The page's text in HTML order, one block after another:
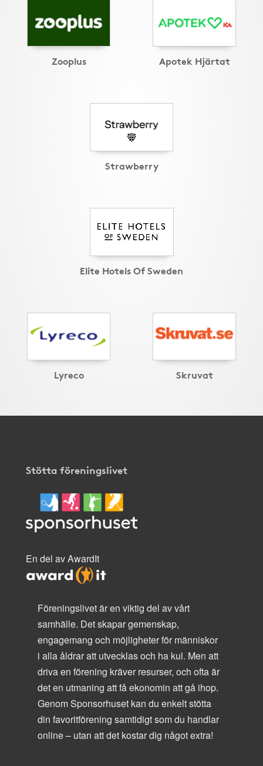
Zooplus Apotek Hjärtat
Strawberry
Elite Hotels Of Sweden
Lyreco Skruvat
Stötta föreningslivet
En del av AwardIt
Föreningslivet är en viktig del av vårt
samhälle. Det skapar gemenskap,
engagemang och möjligheter för människor
i alla åldrar att utvecklas och ha kul. Men att
driva en förening kräver resurser, och ofta är
det en utmaning att få ekonomin att gå ihop.
Genom Sponsorhuset kan du enkelt stötta
din favoritförening samtidigt som du handlar
online – utan att det kostar dig något extra!